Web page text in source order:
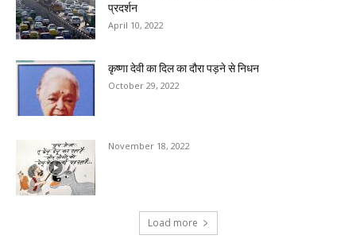
प्रदर्शन
April 10, 2022
कृष्णा देवी का दिल का दौरा पड़ने से निधन
October 29, 2022
November 18, 2022
Load more